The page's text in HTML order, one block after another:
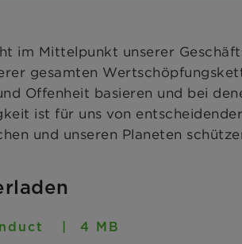
im Mittelpunkt unserer
gesamten
Offenheit basieren und bei
ist für uns von
und unseren Planeten
4 MB